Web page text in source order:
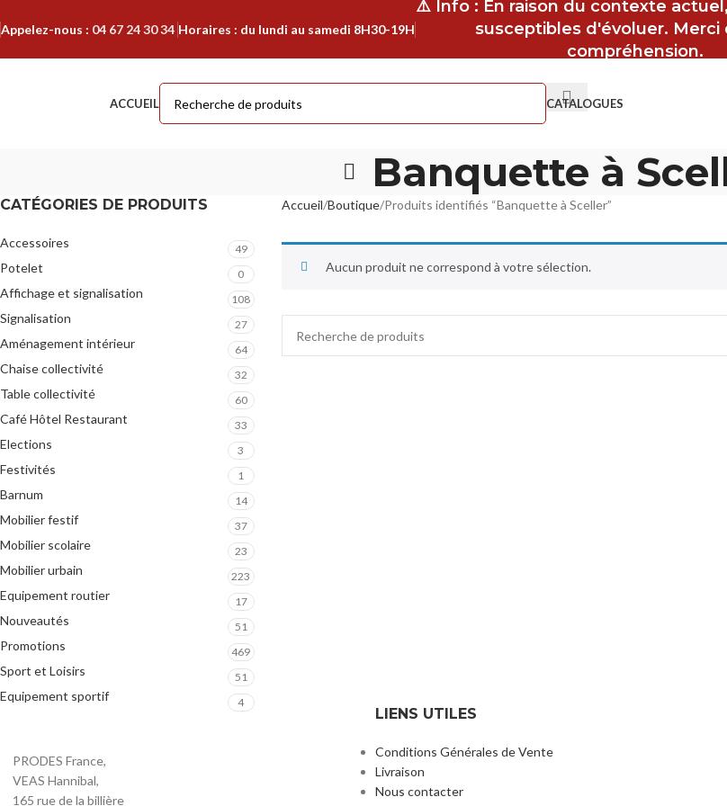
Appelez-nous : 04 67 24 30 34 Horaires : du lundi au samedi 8H30-19H
⚠️ Info : En raison du contexte
susceptibles d'évoluer. Merci
compréhension.
ACCUEIL CATALOGUES
Banquette à
CATÉGORIES DE PRODUITS
Accessoires 49
Potelet 0
Affichage et signalisation 108
Signalisation 27
Aménagement intérieur 64
Chaise collectivité 32
Table collectivité 60
Café Hôtel Restaurant 33
Elections 3
Festivités 1
Barnum 14
Mobilier festif 37
Mobilier scolaire 23
Mobilier urbain 223
Equipement routier 17
Nouveautés 51
Promotions 469
Sport et Loisirs 51
Equipement sportif 4
Accueil Boutique Produits identifiés “Banquette à Sceller”
Aucun produit ne correspond à votre sélection.
PRODES France,
VEAS Hannibal,
165 rue de la billière
LIENS UTILES
Conditions Générales de Vente
Livraison
Nous contacter